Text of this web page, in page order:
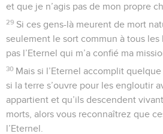
et que je n’agis pas de mon propre
29 Si ces gens-là meurent de mort
seulement le sort commun à tous les
pas l’Eternel qui m’a confié ma
30 Mais si l’Eternel accomplit quelque
si la terre s’ouvre pour les engloutir
appartient et qu’ils descendent
morts, alors vous reconnaîtrez que
l’Eternel.